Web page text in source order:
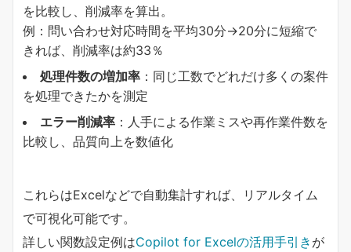
を比較し、削減率を算出。
例：問い合わせ対応時間を平均30分→20分に短縮で
きれば、削減率は約33％
処理件数の増加率 ：同じ工数でどれだけ多くの案件
を処理できたかを測定
エラー削減率 ：人手による作業ミスや再作業件数を
比較し、品質向上を数値化
これらはExcelなどで自動集計すれば、リアルタイム
で可視化可能です。
詳しい関数設定例はCopilot for Excelの活用手引き が